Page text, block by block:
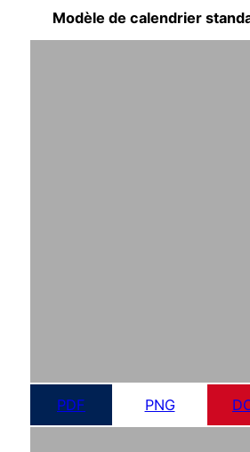
Modèle de calendrier
PDF PNG